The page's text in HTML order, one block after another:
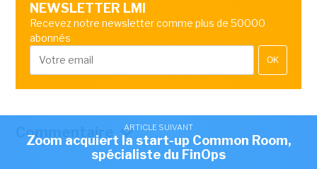
NEWSLETTER LMI
Recevez notre newsletter comme plus de 50000
abonnés
OK
Commentaire ARTICLE SUIVANT
Zoom acquiert la start-up Common Room,
spécialiste du FinOps